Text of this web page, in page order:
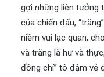
gợi những liên tưởng
của chiến đấu,
niềm vui lạc quan,
và trăng là hư và
đồng chí” tô đậm vẻ